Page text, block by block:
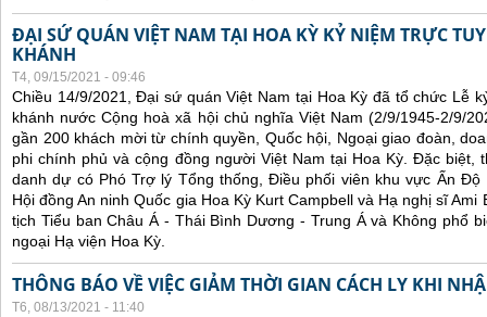
ĐẠI SỨ QUÁN VIỆT NAM TẠI HOA KỲ KỶ NIỆM TRỰC
KHÁNH
T4, 09/15/2021 - 09:46
Chiều 14/9/2021, Đại sứ quán Việt Nam tại Hoa Kỳ đã tổ chức Lễ
khánh nước Cộng hoà xã hội chủ nghĩa Việt Nam (2/9/1945-2/9/
gần 200 khách mời từ chính quyền, Quốc hội, Ngoại giao đoàn,
phi chính phủ và cộng đồng người Việt Nam tại Hoa Kỳ. Đặc biệt,
danh dự có Phó Trợ lý Tổng thống, Điều phối viên khu vực Ấn
Hội đồng An ninh Quốc gia Hoa Kỳ Kurt Campbell và Hạ nghị sĩ
tịch Tiểu ban Châu Á - Thái Bình Dương - Trung Á và Không phổ
ngoại Hạ viện Hoa Kỳ.
THÔNG BÁO VỀ VIỆC GIẢM THỜI GIAN CÁCH LY KHI
T6, 08/13/2021 - 11:40